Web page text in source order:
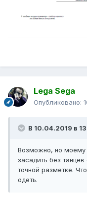
Lega Sega
Опубликовано:
В 10.04.2019 в
Возможно, но моему
засадить без
точной разметке.
одеть.